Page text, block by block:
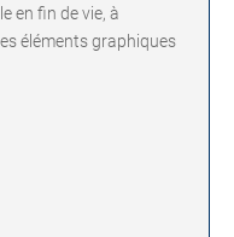
en fin de vie, à
éléments graphiques